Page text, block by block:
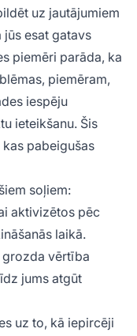
uz jautājumiem
jūs esat gatavs
piemēri parāda, ka
piemēram,
iespēju
ieteikšanu. Šis
pabeigušas
soļiem:
aktivizētos pēc
laikā.
grozda vērtība
jums atgūt
uz to, kā iepircēji